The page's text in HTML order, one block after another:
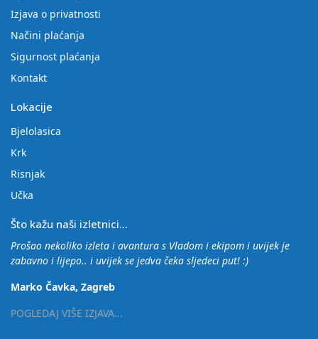
Izjava o privatnosti
Načini plaćanja
Sigurnost plaćanja
Kontakt
Lokacije
Bjelolasica
Krk
Risnjak
Učka
Što kažu naši izletnici...
Prošao nekoliko izleta i avantura s Vladom i ekipom i uvijek je
zabavno i lijepo.. i uvijek se jedva čeka sljedeci put! :)
Marko Čavka, Zagreb
POGLEDAJ VIŠE IZJAVA...